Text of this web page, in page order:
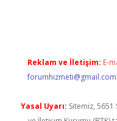
Reklam ve İletişim: E-
forumhizmeti@gmail.com
Yasal Uyarı: Sitemiz, 5651